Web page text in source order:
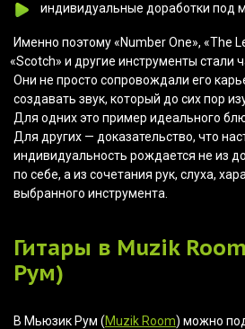
индивидуальные доработки под
Именно поэтому«NumberOne», «The
«Scotch» и другие инструменты стали
Они не просто сопровождали его
создавать звук, который до сих пор
Для одних это пример идеального
Для других — доказательство, что
индивидуальность рождается не из
по себе, а из сочетания рук, слуха,
выбранного инструмента.
Гитары в Muzik Room
Рум)
В Мьюзик Рум (Muzik Room) можно